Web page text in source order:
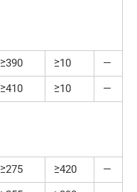
≥390 ≥10
—
≥410 ≥10
—
≥275 ≥420
—